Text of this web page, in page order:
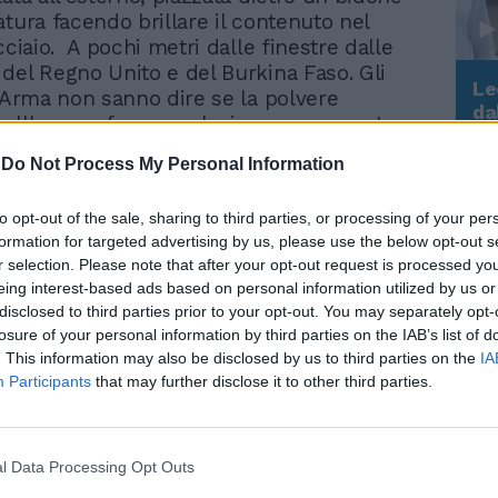
Do Not Process My Personal Information
opt-out of the sale, sharing to third parties, or processing of your
for targeted advertising by us, please use the below opt-out
selection. Please note that after your opt-out request is processed
interest-based ads based on personal information utilized by us
to third parties prior to your opt-out. You may separately
of your personal information by third parties on the IAB’s list of
This information may also be disclosed by us to third parties on the
Participants that may further disclose it to other third parties.
Data Processing Opt Outs
facendo brillare il contenuto nel
A pochi metri dalle finestre dalle
Regno Unito e del Burkina Faso. Gli
non sanno dire se la polvere
fosse esplosiva oppure no. Lo
una telefonata arrivata al centralino
un ordigno». I carabinieri hanno subito
e poi sono corsi a disinnescare.
arrivati gli esperti del Ris (la
anche del Ros, il Reparto operativo
non cominciano da qui le indagini
investigativo di via In Selci diretto
Lorenzo Sabatino, e coordinate dal
La dinamica dei fatti comincia
prima. Due persone, un uomo e una
al primo piano di via XX Settembre. La
Rudy Giuliani a Come States?
Trump, Meloni e la strategia
americana